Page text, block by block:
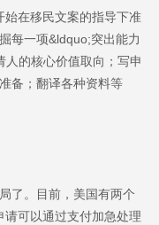
在移民文案的指导下准
每一项&ldquo;突出能力
的核心价值取向；写申
备；翻译各种资料等
。目前，美国有两个
可以通过支付加急处理